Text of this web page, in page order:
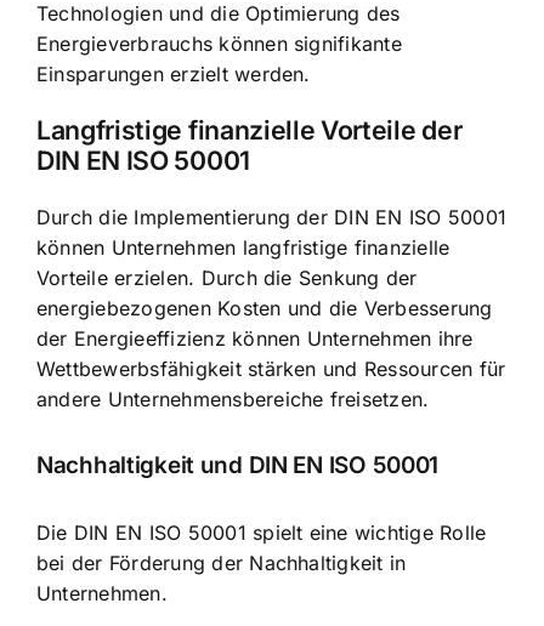
Technologien und die Optimierung des
Energieverbrauchs können signifikante
Einsparungen erzielt werden.
Langfristige finanzielle Vorteile der
DIN EN ISO 50001
Durch die Implementierung der DIN EN ISO 50001
können Unternehmen langfristige finanzielle
Vorteile erzielen. Durch die Senkung der
energiebezogenen Kosten und die Verbesserung
der Energieeffizienz können Unternehmen ihre
Wettbewerbsfähigkeit stärken und Ressourcen für
andere Unternehmensbereiche freisetzen.
Nachhaltigkeit und DIN EN ISO 50001
Die DIN EN ISO 50001 spielt eine wichtige Rolle
bei der Förderung der Nachhaltigkeit in
Unternehmen.